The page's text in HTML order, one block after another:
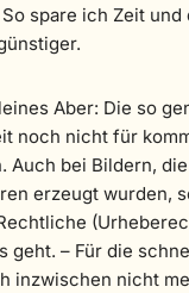
spare ich Zeit und
Aber: Die so
noch nicht für
Auch bei Bildern,
erzeugt wurden,
geht. – Für die
inzwischen nicht